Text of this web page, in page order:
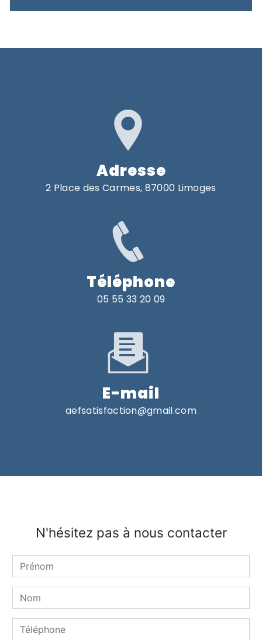
Adresse
2 Place des Carmes, 87000 Limoges
Téléphone
05 55 33 20 09
E-mail
aefsatisfaction@gmail.com
N'hésitez pas à nous contacter